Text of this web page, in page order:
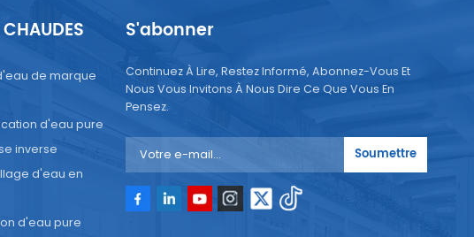
de marque
d'eau pure
inverse
d'eau en
d'eau pure
S'abonner
Continuez À Lire, Restez Informé, Abonnez-Vous Et
Nous Vous Invitons À Nous Dire Ce Que Vous En
Pensez.
Soumettre